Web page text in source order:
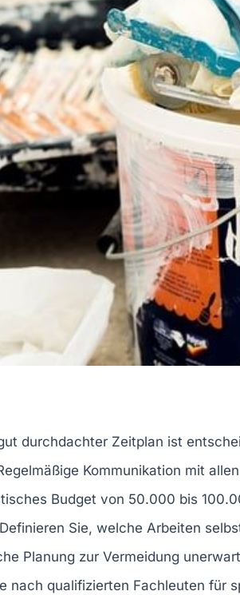
durchdachter Zeitplan ist
Kommunikation mit
Budget von 50.000 bis
Definieren Sie, welche Arbeiten
Planung zur Vermeidung
nach qualifizierten Fachleuten für